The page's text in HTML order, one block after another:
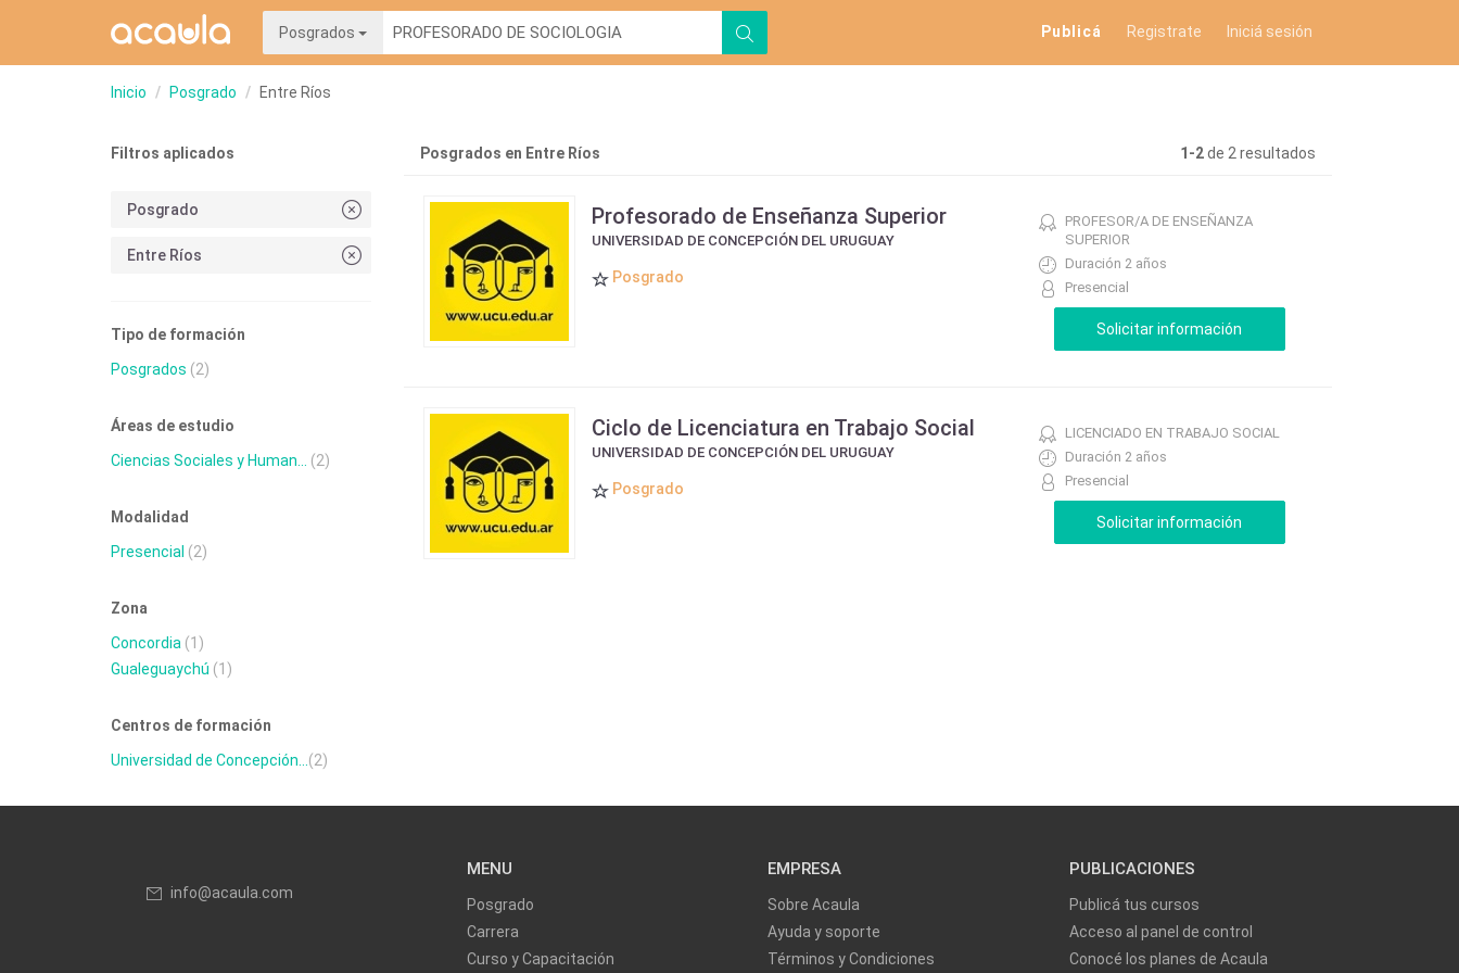
Posgrados Publicá Registrate Iniciá sesión
Inicio Posgrado Entre Ríos
Filtros aplicados
Posgrado
Entre Ríos
Tipo de formación
Posgrados (2)
Áreas de estudio
Ciencias Sociales y Human...
(2)
Modalidad
Presencial (2)
Zona
Concordia (1)
Gualeguaychú (1)
Centros de formación
Universidad de Concepción... (2)
Posgrados en Entre Ríos 1-2de 2 resultados
Profesorado de Enseñanza Superior
UNIVERSIDAD DE CONCEPCIÓN DEL URUGUAY
Posgrado
PROFESOR/A DE ENSEÑANZA
SUPERIOR
Duración 2 años
Presencial
Ciclo de Licenciatura en Trabajo Social
UNIVERSIDAD DE CONCEPCIÓN DEL URUGUAY
Posgrado
LICENCIADO EN TRABAJO SOCIAL
Duración 2 años
Presencial
info@acaula.com
MENU
Posgrado
Carrera
Curso y Capacitación
EMPRESA
Sobre Acaula
Ayuda y soporte
Términos y Condiciones
PUBLICACIONES
Publicá tus cursos
Acceso al panel de control
Conocé los planes de Acaula